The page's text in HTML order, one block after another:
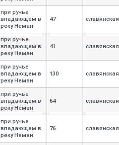
при ручье
впадающем в
реку Неман
47 славянская
при ручье
впадающем в
реку Неман
41 славянская
при ручье
впадающем в
реку Неман
130 славянская
при ручье
впадающем в
реку Неман
64 славянская
при ручье
впадающем в
реку Неман
76 славянская